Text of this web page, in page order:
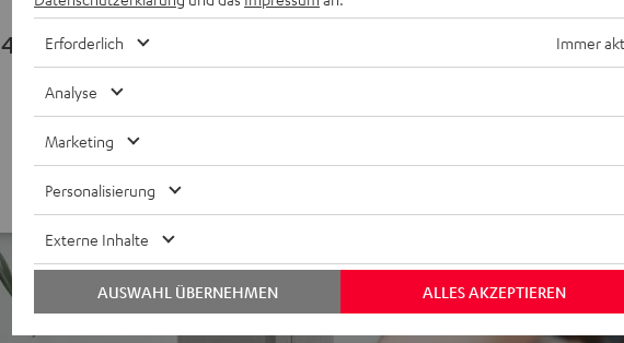
4.95
(4.95 von 5 bei 37 Bewertungen)
ALLE BEWERTUNGEN
Erforderlich Immer
Analyse
Marketing
Personalisierung
Externe Inhalte
ALLES AKZEPTIEREN
AUSWAHL ÜBERNEHMEN